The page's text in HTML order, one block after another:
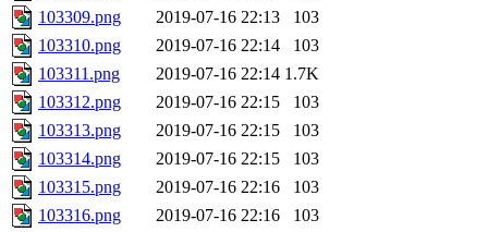
103309.png
2019-07-16 22:13
103
103310.png
2019-07-16 22:14
103
103311.png
2019-07-16 22:14 1.7K
103312.png
2019-07-16 22:15
103
103313.png
2019-07-16 22:15
103
103314.png
2019-07-16 22:15
103
103315.png
2019-07-16 22:16
103
103316.png
2019-07-16 22:16
103